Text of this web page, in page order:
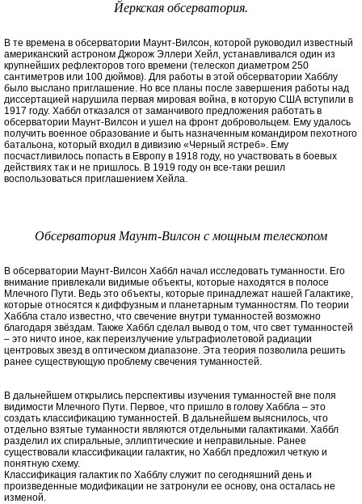
Йеркская обсерватория.
В те времена в обсерватории Маунт-Вилсон, которой руководил известный
американский астроном Джорож Эллери Хейл, устанавливался один из
крупнейших рефлекторов того времени (телескоп диаметром 250
сантиметров или 100 дюймов). Для работы в этой обсерватории Хабблу
было выслано приглашение. Но все планы после завершения работы над
диссертацией нарушила первая мировая война, в которую США вступили в
1917 году. Хаббл отказался от заманчивого предложения работать в
обсерватории Маунт-Вилсон и ушел на фронт добровольцем. Ему удалось
получить военное образование и быть назначенным командиром пехотного
батальона, который входил в дивизию «Черный ястреб». Ему
посчастливилось попасть в Европу в 1918 году, но участвовать в боевых
действиях так и не пришлось. В 1919 году он все-таки решил
воспользоваться приглашением Хейла.
Обсерватория Маунт-Вилсон с мощным телескопом
В обсерватории Маунт-Вилсон Хаббл начал исследовать туманности. Его
внимание привлекали видимые объекты, которые находятся в полосе
Млечного Пути. Ведь это объекты, которые принадлежат нашей Галактике,
которые относятся к диффузным и планетарным туманностям. По теории
Хаббла стало известно, что свечение внутри туманностей возможно
благодаря звёздам. Также Хаббл сделал вывод о том, что свет туманностей
– это ничто иное, как переизлучение ультрафиолетовой радиации
центровых звезд в оптическом диапазоне. Эта теория позволила решить
ранее существующую проблему свечения туманностей.
В дальнейшем открылись перспективы изучения туманностей вне поля
видимости Млечного Пути. Первое, что пришло в голову Хаббла – это
создать классификацию туманностей. В дальнейшем выяснилось, что
отдельно взятые туманности являются отдельными галактиками. Хаббл
разделил их спиральные, эллиптические и неправильные. Ранее
существовали классификации галактик, но Хаббл предложил четкую и
понятную схему.
Классификация галактик по Хабблу служит по сегодняшний день и
произведенные модификации не затронули ее основу, она осталась не
изменой.